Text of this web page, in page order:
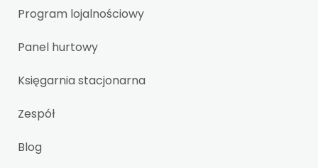
Program lojalnościowy
Panel hurtowy
Księgarnia stacjonarna
Zespół
Blog